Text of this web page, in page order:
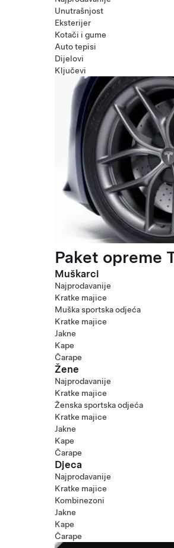
Unutrašnjost
Eksterijer
Kotači i gume
Auto tepisi
Dijelovi
Ključevi
Paket opreme
Muškarci
Najprodavanije
Kratke majice
Muška sportska odjeća
Kratke majice
Jakne
Kape
Čarape
Žene
Najprodavanije
Kratke majice
Ženska sportska odjeća
Kratke majice
Jakne
Kape
Čarape
Djeca
Najprodavanije
Kratke majice
Kombinezoni
Jakne
Kape
Čarape